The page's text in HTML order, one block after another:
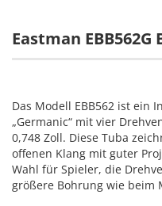
Eastman
Das Modell EBB562 ist ein
„Germanic“ mit vier
0,748 Zoll. Diese Tuba
offenen Klang mit guter
Wahl für Spieler, die
größere Bohrung wie beim